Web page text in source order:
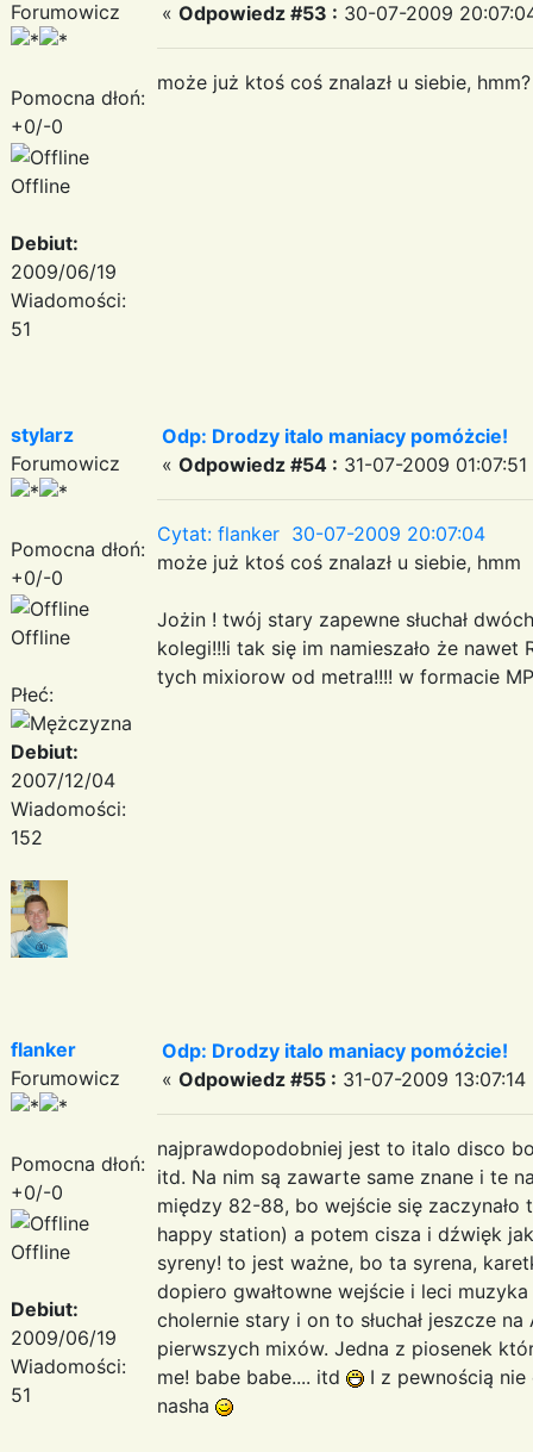
Forumowicz
Pomocna dłoń:
+0/-0
Offline
Debiut:
2009/06/19
Wiadomości:
51
« Odpowiedz #53 : 30-07-2009
może już ktoś coś znalazł u siebie, hmm?
stylarz
Forumowicz
Pomocna dłoń:
+0/-0
Offline
Płeć:
Debiut:
2007/12/04
Wiadomości:
152
Odp: Drodzy italo maniacy pomóżcie!
« Odpowiedz #54 : 31-07-2009 01:07:51
Cytat: flanker 30-07-2009 20:07:04
może już ktoś coś znalazł u siebie, hmm
Jożin ! twój stary zapewne słuchał
kolegi!!!i tak się im namieszało że
tych mixiorow od metra!!!! w formacie
flanker
Forumowicz
Pomocna dłoń:
+0/-0
Offline
Debiut:
2009/06/19
Wiadomości:
51
Odp: Drodzy italo maniacy pomóżcie!
« Odpowiedz #55 : 31-07-2009 13:07:14
najprawdopodobniej jest to italo disco
itd. Na nim są zawarte same znane i te
między 82-88, bo wejście się
happy station) a potem cisza i dźwięk
syreny! to jest ważne, bo ta syrena,
dopiero gwałtowne wejście i leci muzyka
cholernie stary i on to słuchał jeszcze
pierwszych mixów. Jedna z piosenek
me! babe babe.... itd
I z pewnością
nasha